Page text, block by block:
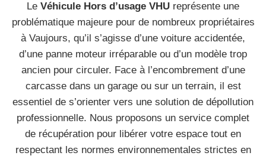
Le Véhicule Hors d’usage VHU représente une
problématique majeure pour de nombreux propriétaires
à Vaujours, qu’il s’agisse d’une voiture accidentée,
d’une panne moteur irréparable ou d’un modèle trop
ancien pour circuler. Face à l’encombrement d’une
carcasse dans un garage ou sur un terrain, il est
essentiel de s’orienter vers une solution de dépollution
professionnelle. Nous proposons un service complet
de récupération pour libérer votre espace tout en
respectant les normes environnementales strictes en